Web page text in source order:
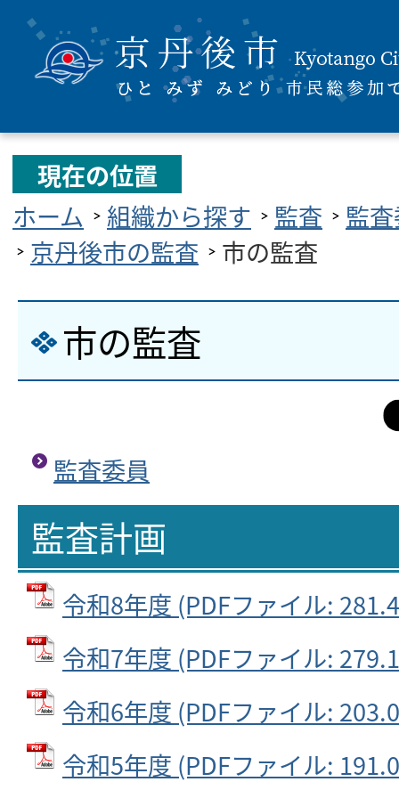
現在の位置
ホーム
組織から探す 監査
監
京丹後市の監査
市の監査
市の監査
監査委員
監査計画
令和8年度 (PDFファイル:
令和7年度 (PDFファイル:
令和6年度 (PDFファイル:
令和5年度 (PDFファイル: